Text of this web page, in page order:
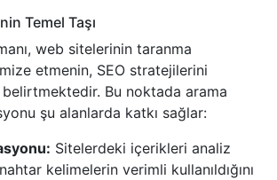
Temel Taşı
web sitelerinin taranma
etmenin, SEO stratejilerini
Bu noktada arama
şu alanlarda katkı sağlar:
Sitelerdeki içerikleri analiz
kelimelerin verimli kullanıldığını